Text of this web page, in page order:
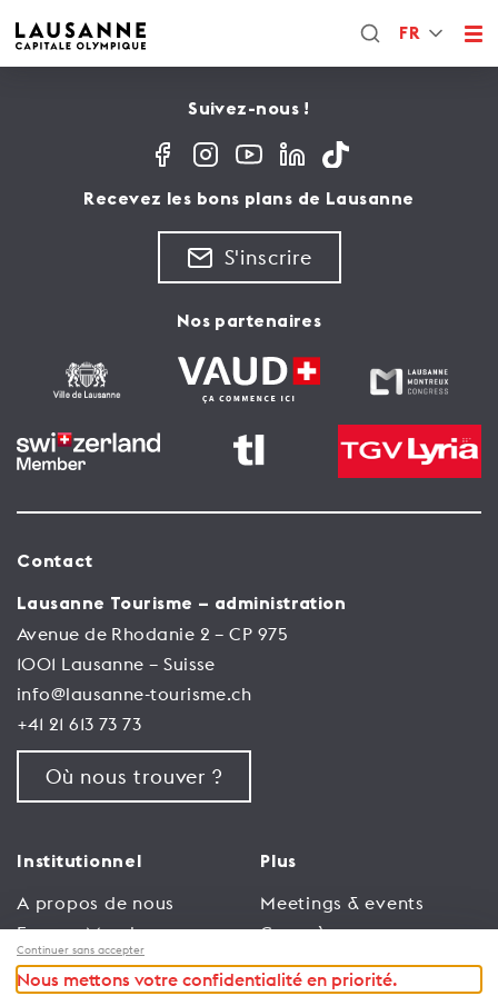
FR
Suivez-nous !
Recevez les bons plans de Lausanne
S'inscrire
Nos partenaires
Contact
Lausanne Tourisme – administration
Avenue de Rhodanie 2 – CP 975
1001 Lausanne – Suisse
info@lausanne-tourisme.ch
+41 21 613 73 73
Où nous trouver ?
Institutionnel
A propos de nous
Espace Membres
Emploi
Plus
Meetings & events
Congrès
Trade
Continuer sans accepter
Nous mettons votre confidentialité en priorité.